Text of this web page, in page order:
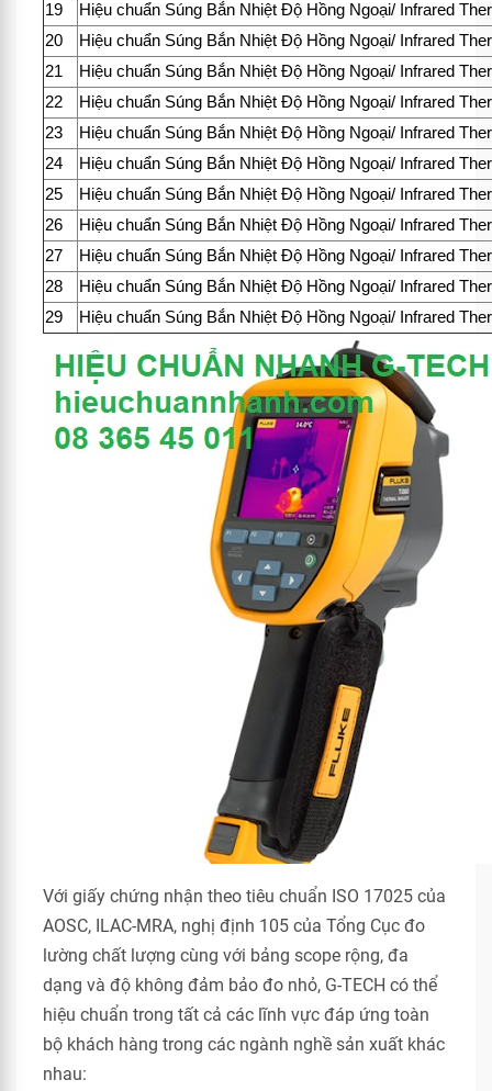
19
Hiệu chuẩn Súng Bắn Nhiệt Độ Hồng Ngoại/ Infrared
20
Hiệu chuẩn Súng Bắn Nhiệt Độ Hồng Ngoại/ Infrared
21
Hiệu chuẩn Súng Bắn Nhiệt Độ Hồng Ngoại/ Infrared
22
Hiệu chuẩn Súng Bắn Nhiệt Độ Hồng Ngoại/ Infrared
23
Hiệu chuẩn Súng Bắn Nhiệt Độ Hồng Ngoại/ Infrared
24
Hiệu chuẩn Súng Bắn Nhiệt Độ Hồng Ngoại/ Infrared
25
Hiệu chuẩn Súng Bắn Nhiệt Độ Hồng Ngoại/ Infrared
26
Hiệu chuẩn Súng Bắn Nhiệt Độ Hồng Ngoại/ Infrared
27
Hiệu chuẩn Súng Bắn Nhiệt Độ Hồng Ngoại/ Infrared
28
Hiệu chuẩn Súng Bắn Nhiệt Độ Hồng Ngoại/ Infrared
29
Hiệu chuẩn Súng Bắn Nhiệt Độ Hồng Ngoại/ Infrared
Với giấy chứng nhận theo tiêu chuẩn ISO 17025 của
AOSC, ILAC-MRA, nghị định 105 của Tổng Cục đo
lường chất lượng cùng với bảng scope rộng, đa
dạng và độ không đảm bảo đo nhỏ, G-TECH có thể
hiệu chuẩn trong tất cả các lĩnh vực đáp ứng toàn
bộ khách hàng trong các ngành nghề sản xuất khác
nhau: